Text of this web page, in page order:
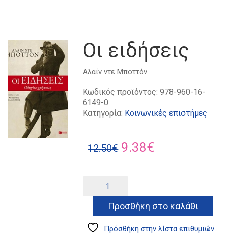
Οι ειδήσεις
Αλαίν ντε Μποττόν
Κωδικός προϊόντος:978-960-16-
6149-0
Κατηγορία: Κοινωνικές επιστήμες
12.50€ Original
12.50€.
9.38€
είναι:
9.38€.
ειδήσεις
ποσότητα
Προσθήκη στο καλάθι
Πρόσθήκη στην λίστα επιθυμιών